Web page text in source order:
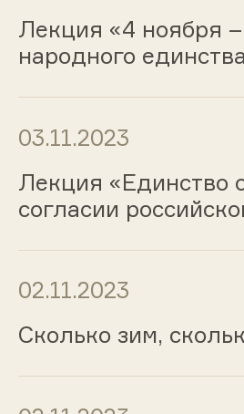
Лекция «4 ноября
народного
03.11.2023
Лекция «Единство
согласии
02.11.2023
Сколько зим,